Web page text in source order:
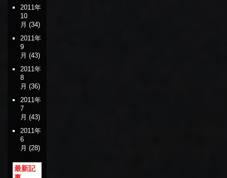
2011年
10
月 (34)
2011年
9
月 (43)
2011年
8
月 (36)
2011年
7
月 (43)
2011年
6
月 (28)
最新記